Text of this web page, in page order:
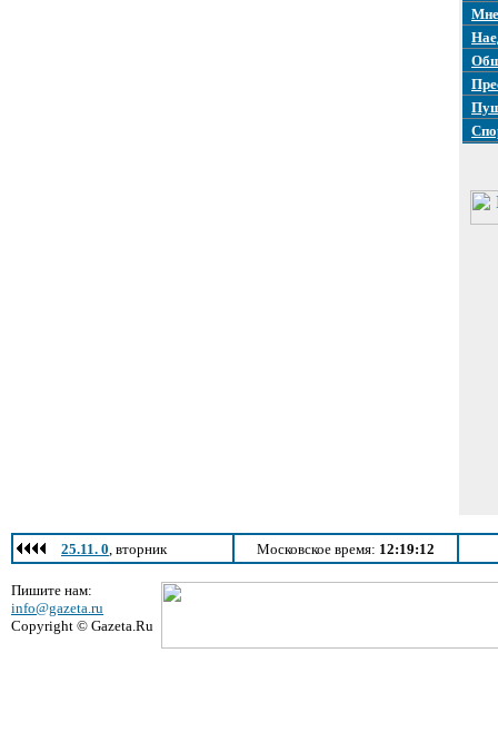
25.11. 0, вторник Московское время: 12:19:12
Пишите нам:
info@gazeta.ru
Copyright © Gazeta.Ru